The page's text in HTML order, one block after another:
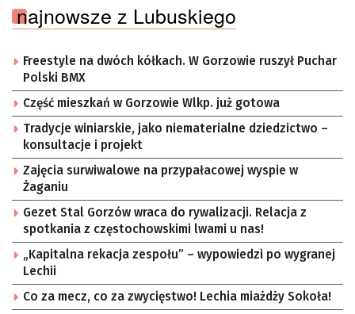
najnowsze z Lubuskiego
Freestyle na dwóch kółkach. W Gorzowie ruszył Puchar
Polski BMX
Część mieszkań w Gorzowie Wlkp. już gotowa
Tradycje winiarskie, jako niematerialne dziedzictwo –
konsultacje i projekt
Zajęcia surwiwalowe na przypałacowej wyspie w
Żaganiu
Gezet Stal Gorzów wraca do rywalizacji. Relacja z
spotkania z częstochowskimi lwami u nas!
„Kapitalna rekacja zespołu” – wypowiedzi po wygranej
Lechii
Co za mecz, co za zwycięstwo! Lechia miażdży Sokoła!